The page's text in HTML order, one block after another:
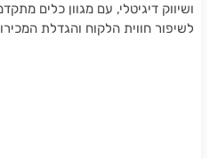
ושיווק דיגיטלי, עם מגוון כלים
לשיפור חווית הלקוח והגדלת